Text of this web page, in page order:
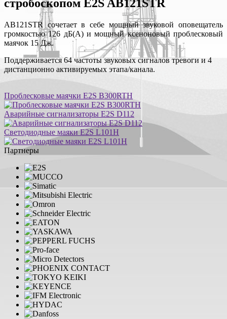
стробоскопом E2S AB121STR
AB121STR сочетает в себе мощный звуковой оповещатель
громкостью 126 дБ(A) и мощный ксеноновый проблесковый
маячок 15 Дж.
Поддерживается 64 частоты звуковых сигналов тревоги и 4
дистанционно активируемых этапа/канала.
Проблесковые маячки E2S B300RTH
Аварийные сигнализаторы E2S D112
Светодиодные маяки E2S L101H
Партнеры